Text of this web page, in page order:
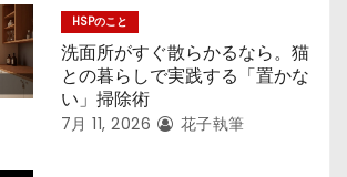
HSPのこと
洗面所がすぐ散らかるなら。猫
との暮らしで実践する「置かな
い」掃除術
7月 11, 2026 花子執筆